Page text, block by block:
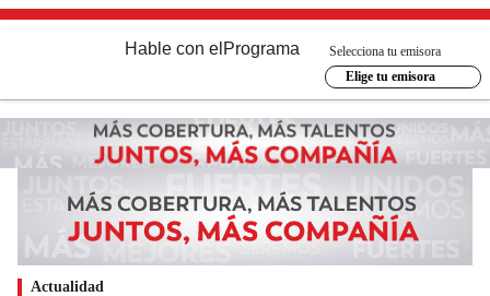
Hable con el Programa
Selecciona tu emisora
Elige tu emisora
Actualidad